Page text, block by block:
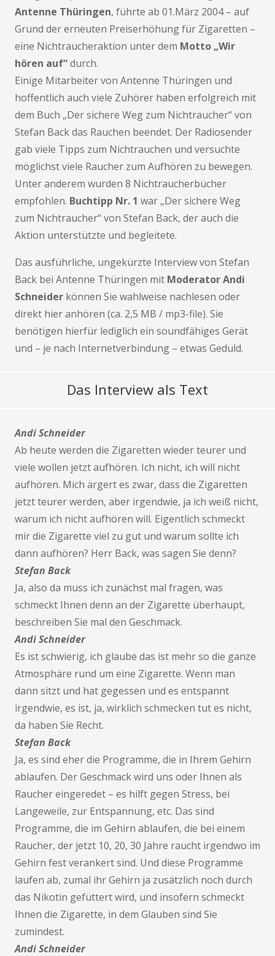
Antenne Thüringen, führte ab 01.März 2004 – auf
Grund der erneuten Preiserhöhung für Zigaretten –
eine Nichtraucheraktion unter dem Motto „Wir
hören auf“durch.
Einige Mitarbeiter von Antenne Thüringen und
hoffentlich auch viele Zuhörer haben erfolgreich mit
dem Buch „Der sichere Weg zum Nichtraucher“ von
Stefan Back das Rauchen beendet. Der Radiosender
gab viele Tipps zum Nichtrauchen und versuchte
möglichst viele Raucher zum Aufhören zu bewegen.
Unter anderem wurden 8 Nichtraucherbücher
empfohlen. Buchtipp Nr. 1 war „Der sichere Weg
zum Nichtraucher“ von Stefan Back, der auch die
Aktion unterstützte und begleitete.
Das ausführliche, ungekürzte Interview von Stefan
Back bei Antenne Thüringen mit Moderator Andi
Schneider können Sie wahlweise nachlesen oder
direkt hier anhören (ca. 2,5 MB / mp3-file). Sie
benötigen hierfür lediglich ein soundfähiges Gerät
und – je nach Internetverbindung – etwas Geduld.
Das Interview als Text
Andi Schneider
Ab heute werden die Zigaretten wieder teurer und
viele wollen jetzt aufhören. Ich nicht, ich will nicht
aufhören. Mich ärgert es zwar, dass die Zigaretten
jetzt teurer werden, aber irgendwie, ja ich weiß nicht,
warum ich nicht aufhören will. Eigentlich schmeckt
mir die Zigarette viel zu gut und warum sollte ich
dann aufhören? Herr Back, was sagen Sie denn?
Stefan Back
Ja, also da muss ich zunächst mal fragen, was
schmeckt Ihnen denn an der Zigarette überhaupt,
beschreiben Sie mal den Geschmack.
Andi Schneider
Es ist schwierig, ich glaube das ist mehr so die ganze
Atmosphäre rund um eine Zigarette. Wenn man
dann sitzt und hat gegessen und es entspannt
irgendwie, es ist, ja, wirklich schmecken tut es nicht,
da haben Sie Recht.
Stefan Back
Ja, es sind eher die Programme, die in Ihrem Gehirn
ablaufen. Der Geschmack wird uns oder Ihnen als
Raucher eingeredet – es hilft gegen Stress, bei
Langeweile, zur Entspannung, etc. Das sind
Programme, die im Gehirn ablaufen, die bei einem
Raucher, der jetzt 10, 20, 30 Jahre raucht irgendwo im
Gehirn fest verankert sind. Und diese Programme
laufen ab, zumal ihr Gehirn ja zusätzlich noch durch
das Nikotin gefüttert wird, und insofern schmeckt
Ihnen die Zigarette, in dem Glauben sind Sie
zumindest.
Andi Schneider